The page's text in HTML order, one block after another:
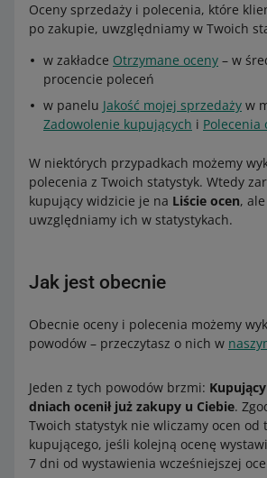
Oceny sprzedaży i polecenia, które
po zakupie, uwzględniamy w Twoich
w zakładce Otrzymane oceny – w
procencie poleceń
w panelu Jakość mojej sprzedaży w
Zadowolenie kupujących i Polecenia
W niektórych przypadkach możemy
polecenia z Twoich statystyk. Wtedy
kupujący widzicie je na Liście ocen,
uwzględniamy ich w statystykach.
Jak jest obecnie
Obecnie oceny i polecenia możemy
powodów – przeczytasz o nich w
Jeden z tych powodów brzmi:
dniach ocenił już zakupy u Ciebie.
Twoich statystyk nie wliczamy ocen od
kupującego, jeśli kolejną ocenę
7 dni od wystawienia wcześniejszej